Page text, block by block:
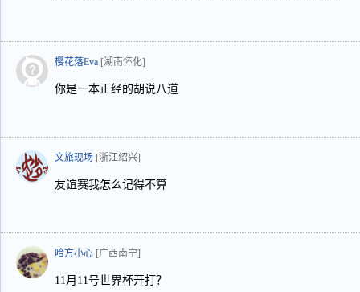
樱花落Eva [湖南怀化]
你是一本正经的胡说八道
文旅现场 [浙江绍兴]
友谊赛我怎么记得不算
哈方小心 [广西南宁]
11月11号世界杯开打？